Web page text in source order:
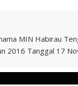
MIN Habirau
2016 Tanggal 17